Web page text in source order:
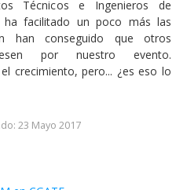
Técnicos e Ingenieros de
ha facilitado un poco más las
han conseguido que otros
por nuestro evento.
crecimiento, pero... ¿es eso lo
23 Mayo 2017